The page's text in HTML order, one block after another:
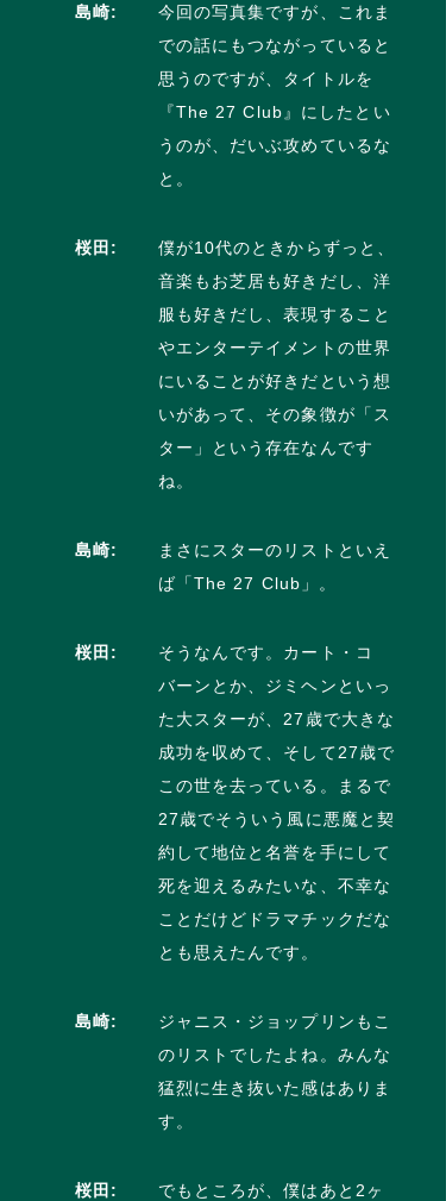
島崎:
今回の写真集ですが、これま
での話にもつながっていると
思うのですが、タイトルを
『The 27 Club』にしたとい
うのが、だいぶ攻めているな
と。
桜田:
僕が10代のときからずっと、
音楽もお芝居も好きだし、洋
服も好きだし、表現すること
やエンターテイメントの世界
にいることが好きだという想
いがあって、その象徴が「ス
ター」という存在なんです
ね。
島崎:
まさにスターのリストといえ
ば「The 27 Club」。
桜田:
そうなんです。カート・コ
バーンとか、ジミヘンといっ
た大スターが、27歳で大きな
成功を収めて、そして27歳で
この世を去っている。まるで
27歳でそういう風に悪魔と契
約して地位と名誉を手にして
死を迎えるみたいな、不幸な
ことだけどドラマチックだな
とも思えたんです。
島崎:
ジャニス・ジョップリンもこ
のリストでしたよね。みんな
猛烈に生き抜いた感はありま
す。
桜田:
でもところが、僕はあと2ヶ